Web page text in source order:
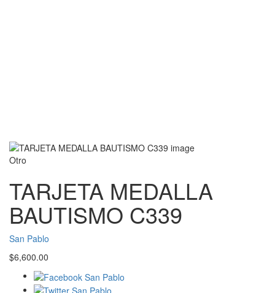
Otro
TARJETA MEDALLA
BAUTISMO C339
San Pablo
$6,600.00